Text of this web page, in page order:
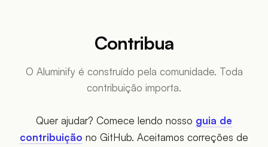
Contribua
O Aluminify é construído pela comunidade. Toda
contribuição importa.
Quer ajudar? Comece lendo nosso guia de
contribuição no GitHub. Aceitamos correções de